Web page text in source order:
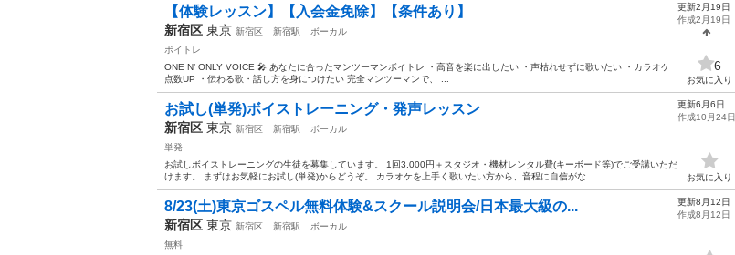
【体験レッスン】【入会金免除】【条件あり】
新宿区 東京 新宿区 新宿駅
ボーカル
ボイトレ
ONE N’ ONLY VOICE 🎤 あなたに合ったマンツーマンボイトレ ・高音を楽に出したい ・声枯れせずに歌いたい ・カラオケ
点数UP ・伝わる歌・話し方を身につけたい 完全マンツーマンで、 ...
更新2月19日
作成2月19日
6
お気に入り
お試し(単発)ボイストレーニング・発声レッスン
新宿区 東京 新宿区 新宿駅
ボーカル
単発
お試しボイストレーニングの生徒を募集しています。 1回3,000円＋スタジオ・機材レンタル費(キーボード等)でご受講いただ
けます。 まずはお気軽にお試し(単発)からどうぞ。 カラオケを上手く歌いたい方から、音程に自信がな...
更新6月6日
作成10月24日
お気に入り
8/23(土)東京ゴスペル無料体験&スクール説明会/日本最大級の...
新宿区 東京 新宿区 新宿駅
ボーカル
無料
更新8月12日
作成8月12日